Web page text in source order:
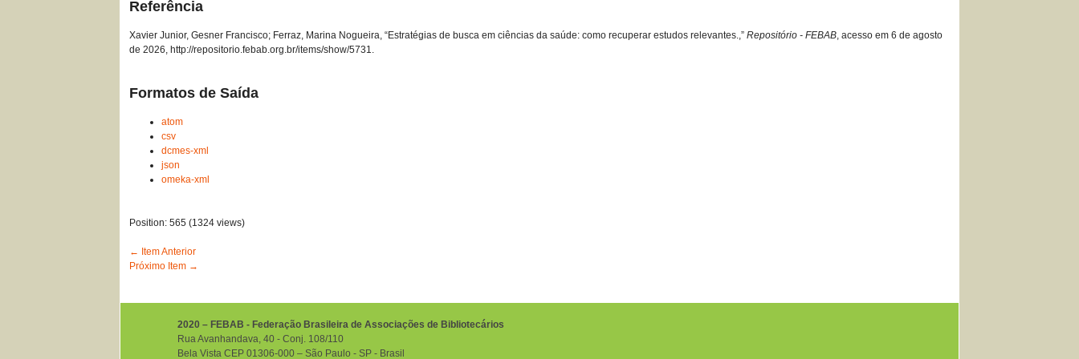
Referência
Xavier Junior, Gesner Francisco; Ferraz, Marina Nogueira, “Estratégias de busca em ciências da saúde: como recuperar estudos relevantes.,”Repositório - FEBAB, acesso em 6 de agosto
de 2026, http://repositorio.febab.org.br/items/show/5731.
Formatos de Saída
atom
csv
dcmes-xml
json
omeka-xml
Position:565 (1324 views)
← Item Anterior
Próximo Item →
2020 – FEBAB - Federação Brasileira de Associações de Bibliotecários
Rua Avanhandava, 40 ‐ Conj. 108/110
Bela Vista CEP 01306-000 – São Paulo ‐ SP ‐ Brasil